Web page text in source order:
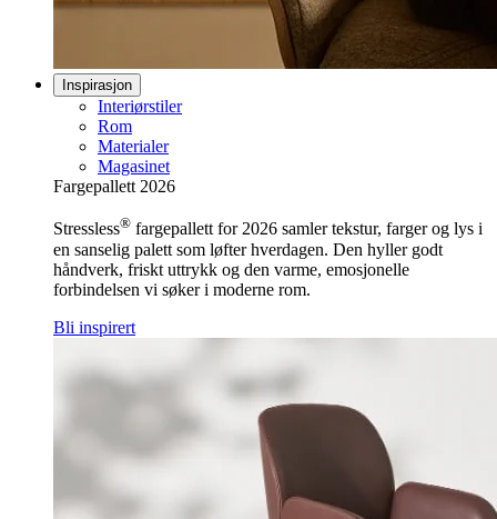
Inspirasjon
Interiørstiler
Rom
Materialer
Magasinet
Fargepallett 2026
Stressless® fargepallett for 2026 samler tekstur, farger og lys i
en sanselig palett som løfter hverdagen. Den hyller godt
håndverk, friskt uttrykk og den varme, emosjonelle
forbindelsen vi søker i moderne rom.
Bli inspirert